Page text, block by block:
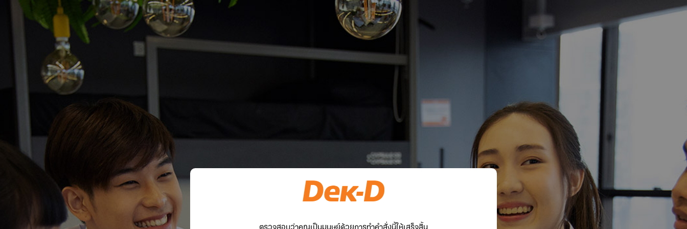
ตรวจสอบว่าคุณเป็นมนุษย์ด้วยการทำคำสั่งนี้ให้เสร็จสิ้น